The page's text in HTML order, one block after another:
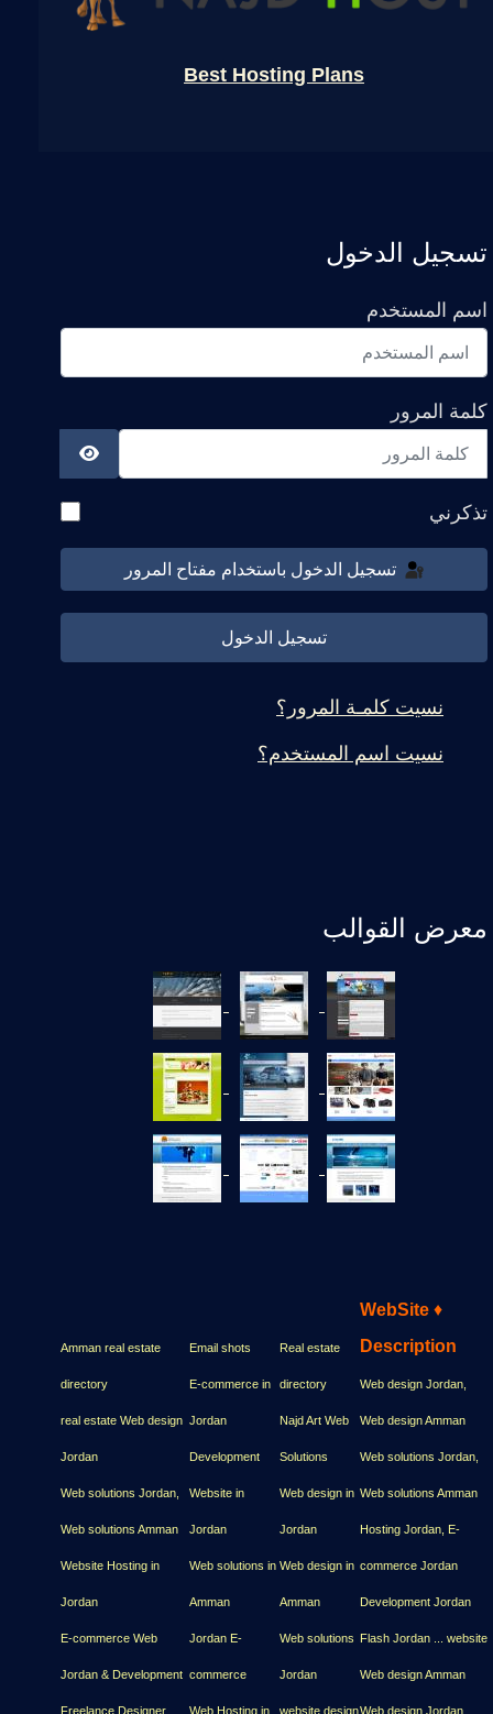
Best Hosting Plans
تسجيل الدخول
اسم المستخدم
كلمة المرور
عرض كلمة
تذكرني
تسجيل الدخول باستخدام مفتاح المرور
تسجيل الدخول
نسيت كلمـة المرور؟
نسيت اسم المستخدم؟
معرض القوالب
♦
WebSite
Description
Web design Jordan,
Web design Amman
Web solutions Jordan,
Web solutions Amman
Hosting Jordan, E-
commerce Jordan
Development Jordan
Flash Jordan ... website
Web design Amman
Web design Jordan
Real estate
directory
Najd Art Web
Solutions
Web design in
Jordan
Web design in
Amman
Web solutions
Jordan
website design
Email shots
E-commerce in
Jordan
Development
Website in
Jordan
Web solutions in
Amman
Jordan E-
commerce
Web Hosting in
Amman real estate
directory
real estate Web design
Jordan
Web solutions Jordan,
Web solutions Amman
Website Hosting in
Jordan
E-commerce Web
Jordan & Development
Freelance Designer